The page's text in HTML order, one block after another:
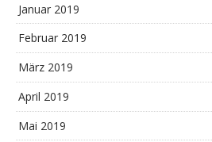
Januar 2019
Februar 2019
März 2019
April 2019
Mai 2019